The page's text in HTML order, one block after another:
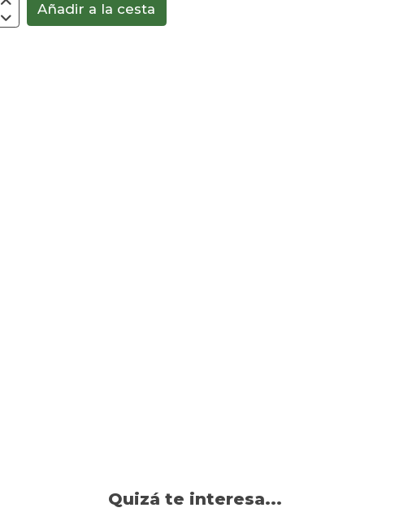
Añadir a la cesta
Quizá te interesa...